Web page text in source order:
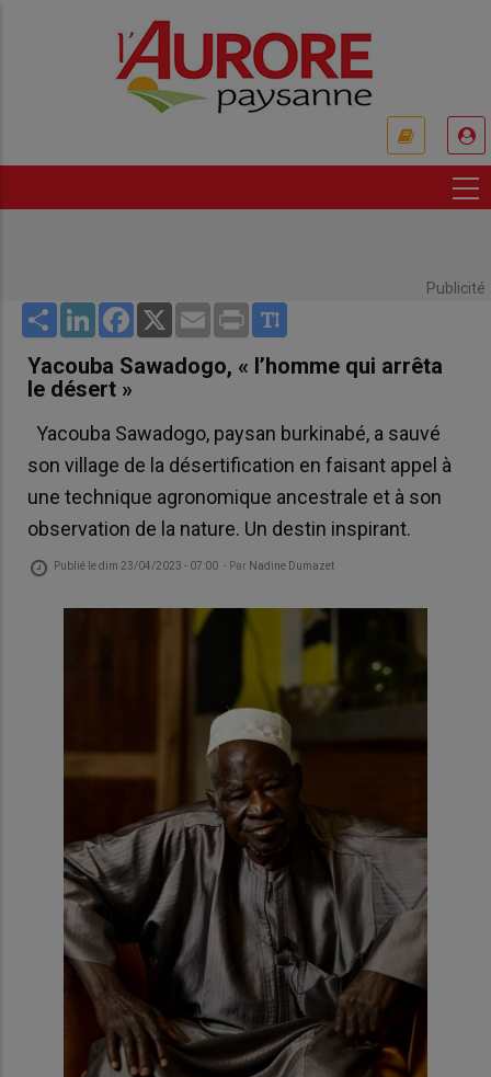
Publicité
Share LinkedInFacebook
X Email Print
Yacouba Sawadogo, « l’homme qui arrêta
le désert »
Yacouba Sawadogo, paysan burkinabé, a sauvé
son village de la désertification en faisant appel à
une technique agronomique ancestrale et à son
observation de la nature. Un destin inspirant.
Publié ledim 23/04/2023 - 07:00 - Par Nadine Dumazet